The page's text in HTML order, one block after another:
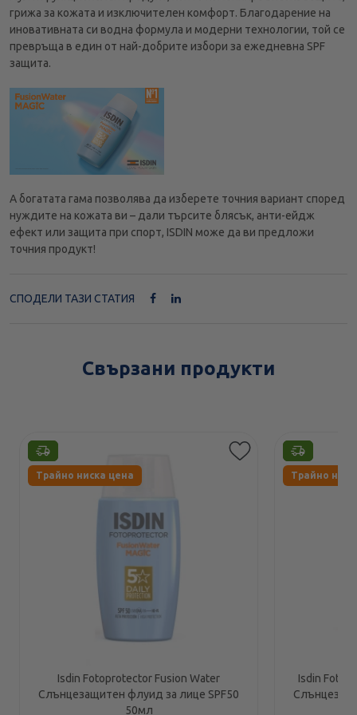
грижа за кожата и изключителен комфорт. Благодарение на
иновативната си водна формула и модерни технологии, той се
превръща в един от най-добрите избори за ежедневна SPF
защита.
А богатата гама позволява да изберете точния вариант според
нуждите на кожата ви – дали търсите блясък, анти-ейдж
ефект или защита при спорт, ISDIN може да ви предложи
точния продукт!
СПОДЕЛИ ТАЗИ СТАТИЯ
Свързани продукти
Етикети
Трайно ниска цена
Isdin Fotoprotector Fusion Water
Слънцезащитен флуид за лице SPF50
50мл
Етикети
Трайно
Isdin